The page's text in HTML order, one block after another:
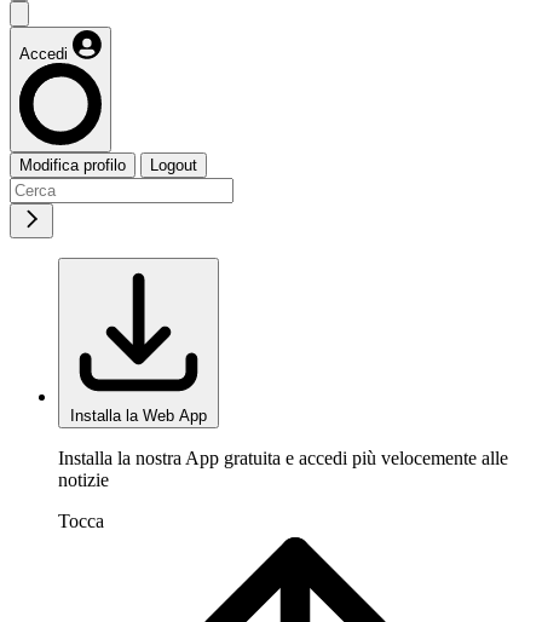
Accedi
Modifica profilo Logout
Installa la Web App
Installa la nostra App gratuita e accedi più velocemente alle
notizie
Tocca